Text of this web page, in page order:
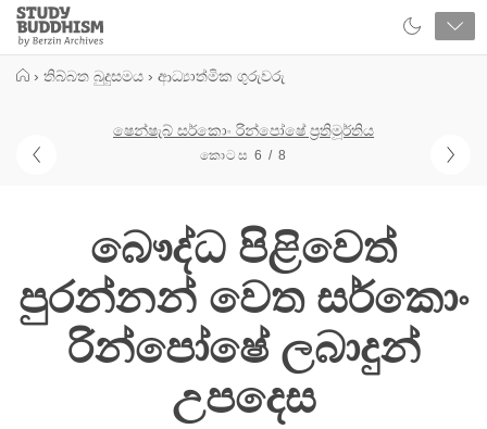
Close
Study
Buddhism
› තිබ්බත බුදුසමය › ආධ්‍යාත්මික ගුරුවරු
ෂෙන්ෂැබ් සර්කොං රින්පෝෂේ ප්‍රතිමූර්තිය
කොටස 6 / 8
බෞද්ධ පිළිවෙත්
පුරන්නන් වෙත සර්කොං
රින්පෝෂේ ලබාදුන්
උපදෙස